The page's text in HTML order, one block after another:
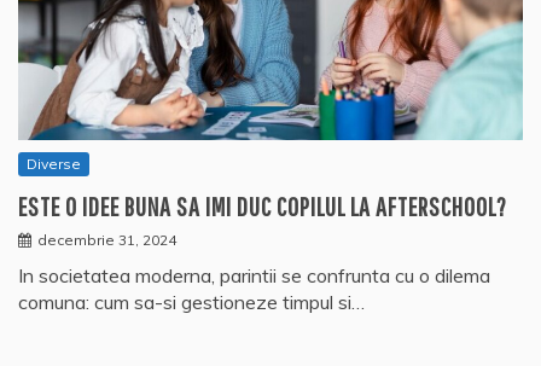
Diverse
ESTE O IDEE BUNA SA IMI DUC COPILUL LA AFTERSCHOOL?
decembrie 31, 2024
In societatea moderna, parintii se confrunta cu o dilema
comuna: cum sa-si gestioneze timpul si…